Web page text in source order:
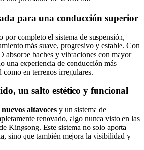
para una conducción superior
por completo el sistema de suspensión,
más suave, progresivo y estable. Con
absorbe baches y vibraciones con mayor
una experiencia de conducción más
como en terrenos irregulares.
un salto estético y funcional
nuevos altavoces y un sistema de
renovado, algo nunca visto en las
Kingsong. Este sistema no solo aporta
sino que también mejora la visibilidad y